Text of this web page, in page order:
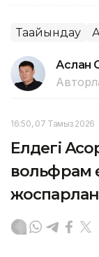
Тағайындау
Аслан
16:50, 07 Тамыз 2026
Елдегі
вольфрам